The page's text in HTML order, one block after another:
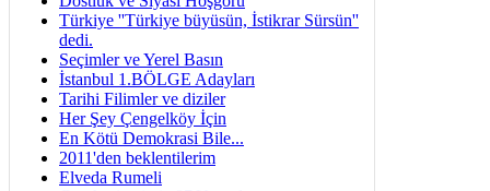
Türkiye ''Türkiye büyüsün, İstikrar Sürsün''
dedi.
Seçimler ve Yerel Basın
İstanbul 1.BÖLGE Adayları
Tarihi Filimler ve diziler
Her Şey Çengelköy İçin
En Kötü Demokrasi Bile...
2011'den beklentilerim
Elveda Rumeli